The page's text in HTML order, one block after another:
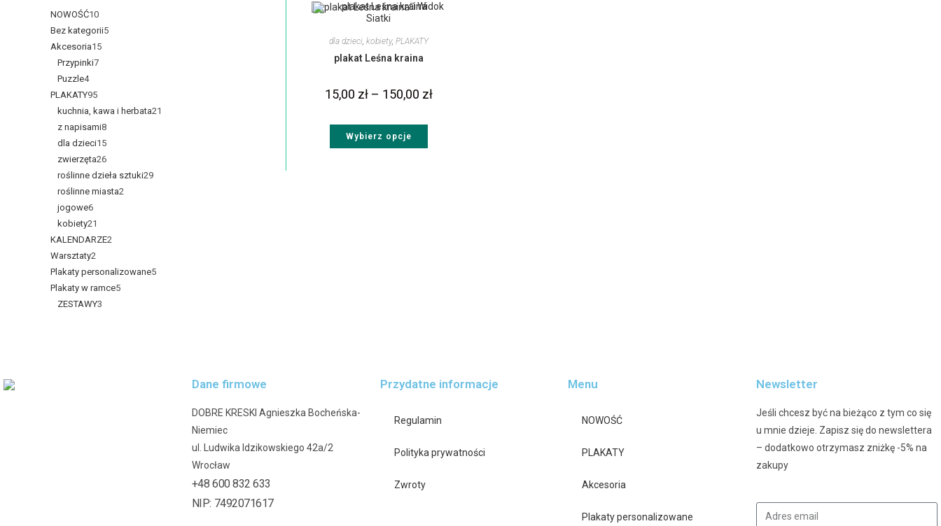
Widok
Siatki
dla dzieci, kobiety, PLAKATY
plakat Leśna kraina
15,00 zł – 150,00 zł
Wybierz opcje
NOWOŚĆ10
Bez kategorii5
Akcesoria15
Przypinki7
Puzzle4
PLAKATY95
kuchnia, kawa i herbata21
z napisami8
dla dzieci15
zwierzęta26
roślinne dzieła sztuki29
roślinne miasta2
jogowe6
kobiety21
KALENDARZE2
Warsztaty2
Plakaty personalizowane5
Plakaty w ramce5
ZESTAWY3
Dane firmowe
DOBRE KRESKI Agnieszka Bocheńska-
Niemiec
ul. Ludwika Idzikowskiego 42a/2
Wrocław
+48 600 832 633
NIP: 7492071617
Przydatne informacje
Regulamin
Polityka prywatności
Zwroty
Menu
NOWOŚĆ
PLAKATY
Akcesoria
Plakaty personalizowane
Newsletter
Jeśli chcesz być na bieżąco z tym co się
u mnie dzieje. Zapisz się do newslettera
– dodatkowo otrzymasz zniżkę -5% na
zakupy